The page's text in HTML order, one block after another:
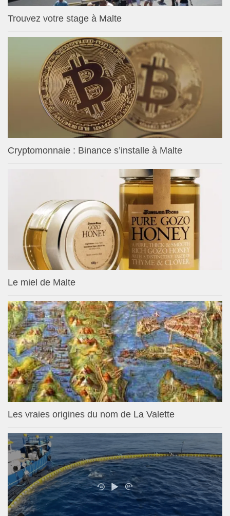
Trouvez votre stage à Malte
Cryptomonnaie : Binance s’installe à Malte
Le miel de Malte
Les vraies origines du nom de La Valette